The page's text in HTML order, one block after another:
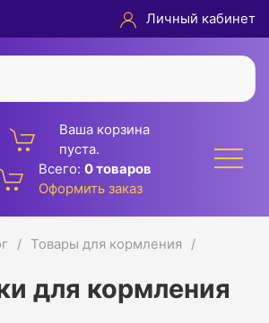
Личный кабинет
Ваша корзина
пуста.
Всего: 0 товаров
Оформить заказ
Товары для кормления
для кормления